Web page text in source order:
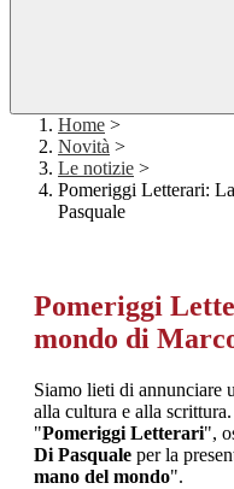
Home >
Novità >
Le notizie >
Pomeriggi Letterari:
Pasquale
Pomeriggi
mondo di
Siamo lieti di annunciare
alla cultura e alla
"Pomeriggi Letterari",
Di Pasquale per la
mano del mondo".